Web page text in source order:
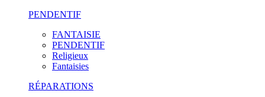
PENDENTIF
FANTAISIE
PENDENTIF
Religieux
Fantaisies
RÉPARATIONS